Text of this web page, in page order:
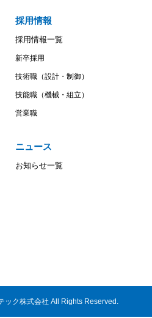
採用情報
採用情報一覧
新卒採用
技術職（設計・制御）
技能職（機械・組立）
営業職
ニュース
お知らせ一覧
ック株式会社 All Rights Reserved.